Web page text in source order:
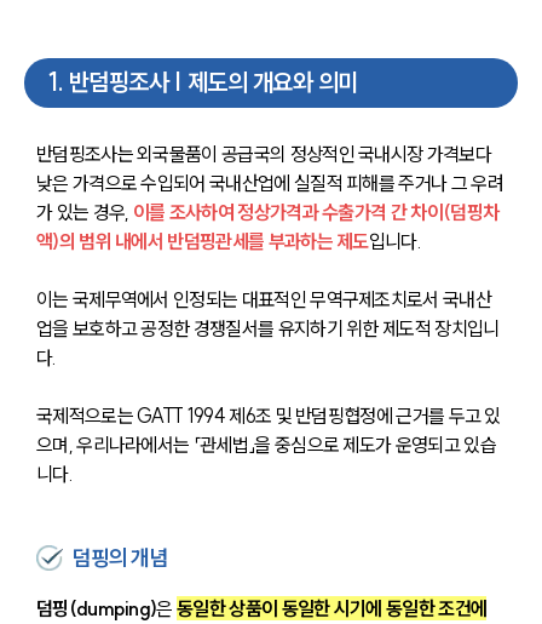
1 . 반덤핑조사 | 제도의 개요와 의미
반덤핑조사는 외국물품이 공급국의 정상적인 국내시장 가격보다
낮은 가격으로 수입되어 국내산업에 실질적 피해를 주거나 그 우려
가 있는 경우, 이를 조사하여 정상가격과 수출가격 간 차이(덤핑차
액)의 범위 내에서 반덤핑관세를 부과하는 제도입니다.
이는 국제무역에서 인정되는 대표적인 무역구제조치로서 국내산
업을 보호하고 공정한 경쟁질서를 유지하기 위한 제도적 장치입니
다.
국제적으로는 GATT 1994 제6조 및 반덤핑협정에 근거를 두고 있
으며, 우리나라에서는 「관세법」을 중심으로 제도가 운영되고 있습
니다.
덤핑의 개념
덤핑(dumping)은 동일한 상품이 동일한 시기에 동일한 조건에